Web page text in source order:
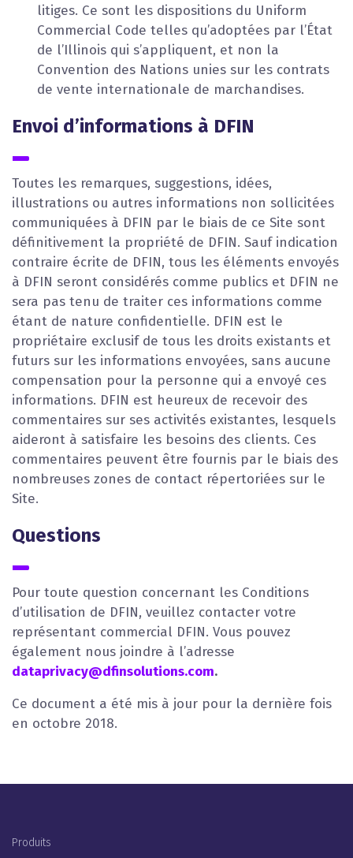
litiges. Ce sont les dispositions du Uniform
Commercial Code telles qu’adoptées par l’État
de l’Illinois qui s’appliquent, et non la
Convention des Nations unies sur les contrats
de vente internationale de marchandises.
Envoi d’informations à DFIN
Toutes les remarques, suggestions, idées,
illustrations ou autres informations non sollicitées
communiquées à DFIN par le biais de ce Site sont
définitivement la propriété de DFIN. Sauf indication
contraire écrite de DFIN, tous les éléments envoyés
à DFIN seront considérés comme publics et DFIN ne
sera pas tenu de traiter ces informations comme
étant de nature confidentielle. DFIN est le
propriétaire exclusif de tous les droits existants et
futurs sur les informations envoyées, sans aucune
compensation pour la personne qui a envoyé ces
informations. DFIN est heureux de recevoir des
commentaires sur ses activités existantes, lesquels
aideront à satisfaire les besoins des clients. Ces
commentaires peuvent être fournis par le biais des
nombreuses zones de contact répertoriées sur le
Site.
Questions
Pour toute question concernant les Conditions
d’utilisation de DFIN, veuillez contacter votre
représentant commercial DFIN. Vous pouvez
également nous joindre à l’adresse
dataprivacy@dfinsolutions.com.
Ce document a été mis à jour pour la dernière fois
en octobre 2018.
Footer Menu (FR)
Produits